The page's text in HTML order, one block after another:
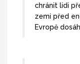
chránit lidi
zemi před
Evropě